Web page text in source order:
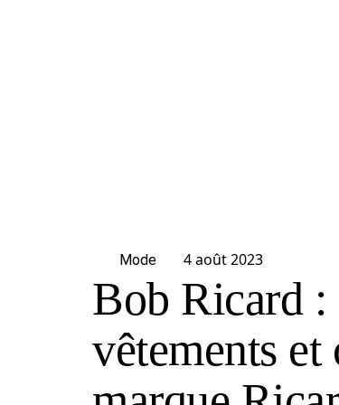
Mode 4 août 2023
Bob Ricard
vêtements et